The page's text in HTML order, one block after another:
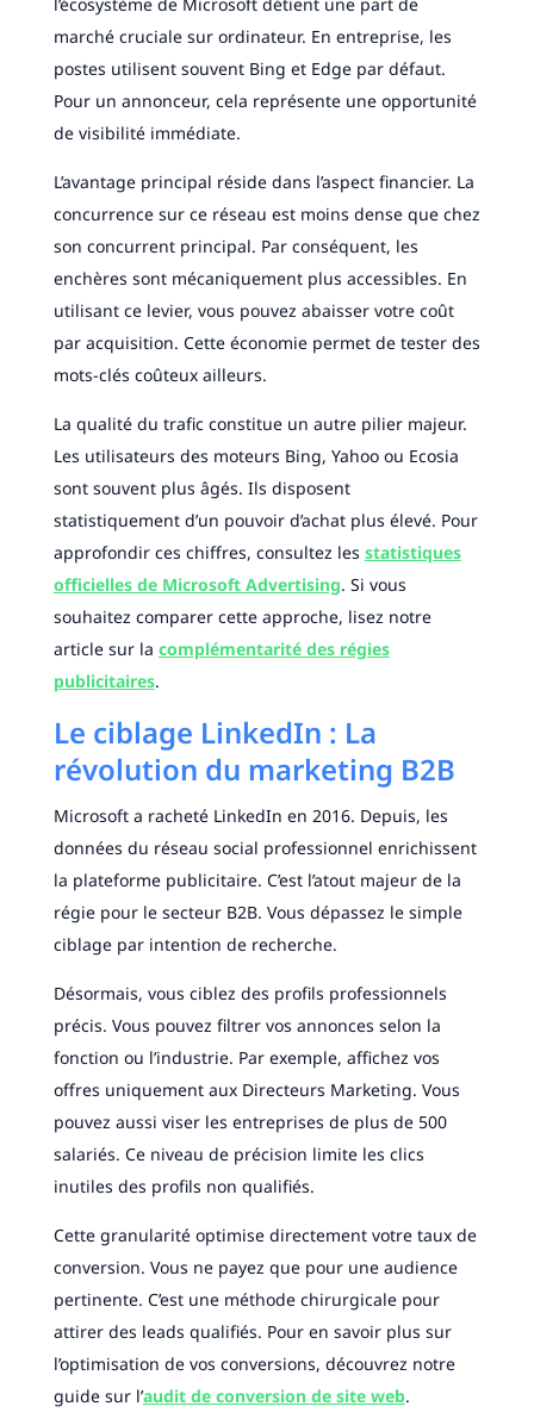
marché cruciale sur ordinateur. En entreprise, les
postes utilisent souvent Bing et Edge par défaut.
Pour un annonceur, cela représente une opportunité
de visibilité immédiate.
L’avantage principal réside dans l’aspect financier. La
concurrence sur ce réseau est moins dense que chez
son concurrent principal. Par conséquent, les
enchères sont mécaniquement plus accessibles. En
utilisant ce levier, vous pouvez abaisser votre coût
par acquisition. Cette économie permet de tester des
mots-clés coûteux ailleurs.
La qualité du trafic constitue un autre pilier majeur.
Les utilisateurs des moteurs Bing, Yahoo ou Ecosia
sont souvent plus âgés. Ils disposent
statistiquement d’un pouvoir d’achat plus élevé. Pour
approfondir ces chiffres, consultez les statistiques
officielles de Microsoft Advertising. Si vous
souhaitez comparer cette approche, lisez notre
article sur la complémentarité des régies
publicitaires.
Le ciblage LinkedIn : La
révolution du marketing B2B
Microsoft a racheté LinkedIn en 2016. Depuis, les
données du réseau social professionnel enrichissent
la plateforme publicitaire. C’est l’atout majeur de la
régie pour le secteur B2B. Vous dépassez le simple
ciblage par intention de recherche.
Désormais, vous ciblez des profils professionnels
précis. Vous pouvez filtrer vos annonces selon la
fonction ou l’industrie. Par exemple, affichez vos
offres uniquement aux Directeurs Marketing. Vous
pouvez aussi viser les entreprises de plus de 500
salariés. Ce niveau de précision limite les clics
inutiles des profils non qualifiés.
Cette granularité optimise directement votre taux de
conversion. Vous ne payez que pour une audience
pertinente. C’est une méthode chirurgicale pour
attirer des leads qualifiés. Pour en savoir plus sur
l’optimisation de vos conversions, découvrez notre
guide sur l’audit de conversion de site web.